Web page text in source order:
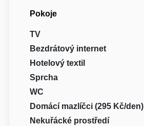
Pokoje
TV
Bezdrátový internet
Hotelový textil
Sprcha
WC
Domácí mazlíčci (295 Kč/den)
Nekuřácké prostředí